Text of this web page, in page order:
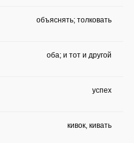
объяснять; толковать
оба; и тот и другой
успех
кивок, кивать